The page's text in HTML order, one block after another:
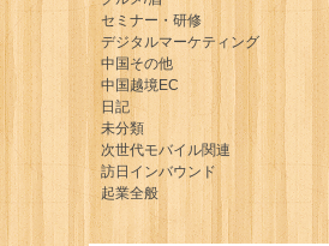
セミナー・研修
デジタルマーケティング
中国その他
中国越境EC
日記
未分類
次世代モバイル関連
訪日インバウンド
起業全般